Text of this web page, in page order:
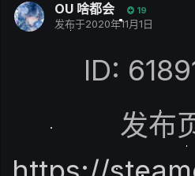
OU 啥都会 19
发布于2020年11月1日
ID:
发布